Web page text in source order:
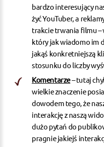
bardzo interesujący
żyć YouTuber, a
trakcie trwania filmu –
który jak wiadomo im
jakąś konkretniejszą
stosunku do liczby
Komentarze– tutaj
wielkie znaczenie
dowodem tego, że
interakcję z naszą
dużo pytań do
pragnie jakiejś